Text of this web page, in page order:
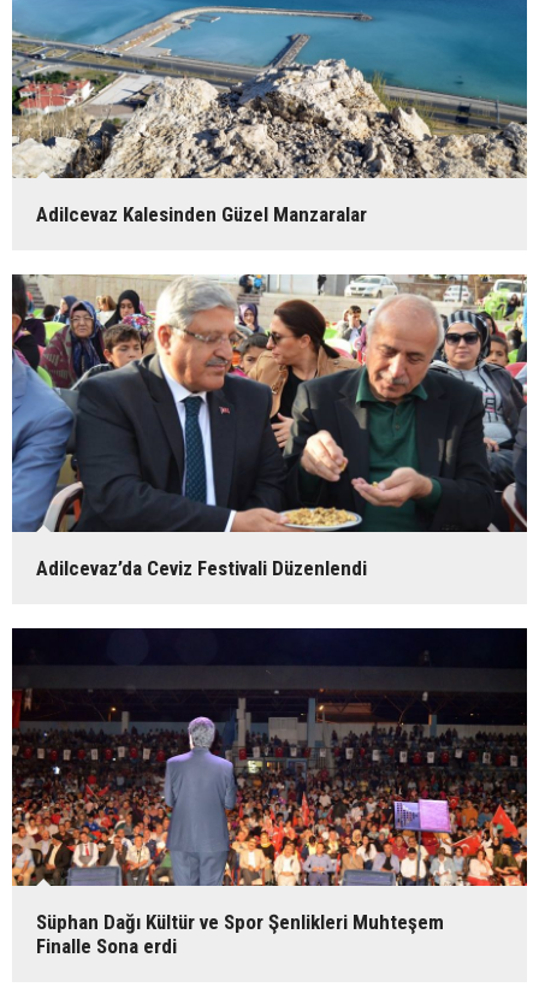
Adilcevaz Kalesinden Güzel Manzaralar
Adilcevaz’da Ceviz Festivali Düzenlendi
Süphan Dağı Kültür ve Spor Şenlikleri Muhteşem
Finalle Sona erdi